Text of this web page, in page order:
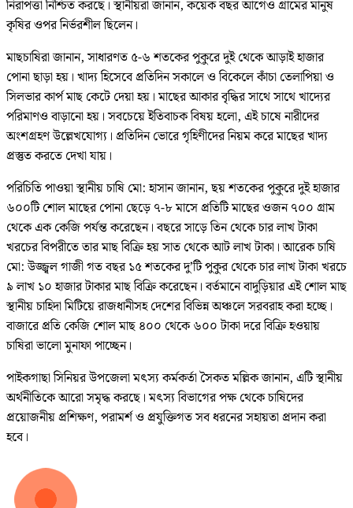
নিরাপত্তা নিশ্চিত করছে। স্থানীয়রা জানান, কয়েক বছর আগেও গ্রামের মানুষ
কৃষির ওপর নির্ভরশীল ছিলেন।
মাছচাষিরা জানান, সাধারণত ৫-৬ শতকের পুকুরে দুই থেকে আড়াই হাজার
পোনা ছাড়া হয়। খাদ্য হিসেবে প্রতিদিন সকালে ও বিকেলে কাঁচা তেলাপিয়া ও
সিলভার কার্প মাছ কেটে দেয়া হয়। মাছের আকার বৃদ্ধির সাথে সাথে খাদ্যের
পরিমাণও বাড়ানো হয়। সবচেয়ে ইতিবাচক বিষয় হলো, এই চাষে নারীদের
অংশগ্রহণ উল্লেখযোগ্য। প্রতিদিন ভোরে গৃহিণীদের নিয়ম করে মাছের খাদ্য
প্রস্তুত করতে দেখা যায়।
পরিচিতি পাওয়া স্থানীয় চাষি মো: হাসান জানান, ছয় শতকের পুকুরে দুই হাজার
৬০০টি শোল মাছের পোনা ছেড়ে ৭-৮ মাসে প্রতিটি মাছের ওজন ৭০০ গ্রাম
থেকে এক কেজি পর্যন্ত করেছেন। বছরে সাড়ে তিন থেকে চার লাখ টাকা
খরচের বিপরীতে তার মাছ বিক্রি হয় সাত থেকে আট লাখ টাকা। আরেক চাষি
মো: উজ্জ্বল গাজী গত বছর ১৫ শতকের দু’টি পুকুর থেকে চার লাখ টাকা খরচে
৯ লাখ ১০ হাজার টাকার মাছ বিক্রি করেছেন। বর্তমানে বাদুড়িয়ার এই শোল মাছ
স্থানীয় চাহিদা মিটিয়ে রাজধানীসহ দেশের বিভিন্ন অঞ্চলে সরবরাহ করা হচ্ছে।
বাজারে প্রতি কেজি শোল মাছ ৪০০ থেকে ৬০০ টাকা দরে বিক্রি হওয়ায়
চাষিরা ভালো মুনাফা পাচ্ছেন।
পাইকগাছা সিনিয়র উপজেলা মৎস্য কর্মকর্তা সৈকত মল্লিক জানান, এটি স্থানীয়
অর্থনীতিকে আরো সমৃদ্ধ করছে। মৎস্য বিভাগের পক্ষ থেকে চাষিদের
প্রয়োজনীয় প্রশিক্ষণ, পরামর্শ ও প্রযুক্তিগত সব ধরনের সহায়তা প্রদান করা
হবে।